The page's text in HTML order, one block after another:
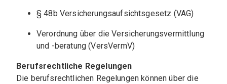
§ 48b Versicherungsaufsichtsgesetz (VAG)
Verordnung über die Versicherungsvermittlung
und -beratung (VersVermV)
Berufsrechtliche Regelungen
Die berufsrechtlichen Regelungen können über die